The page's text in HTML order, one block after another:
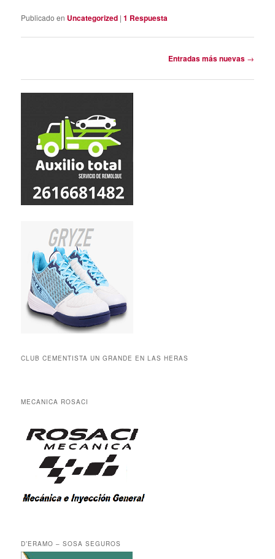
Publicado en Uncategorized |1 Respuesta
entradas
Entradas más nuevas →
CLUB CEMENTISTA UN GRANDE EN LAS HERAS
MECANICA ROSACI
D’ERAMO – SOSA SEGUROS